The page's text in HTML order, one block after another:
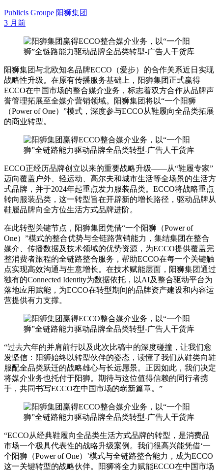
Publicis Groupe 阳狮集团
3 月前
阳狮集团与北欧知名品牌ECCO（爱步）的合作关系近日实现
战略性升级。在原有传播服务基础上，阳狮集团正式赢得
ECCO在中国市场的整合媒介业务，标志着双方合作从品牌声
誉管理拓展至全媒介营销领域。阳狮集团将以“一个阳狮
（Power of One）”模式，深度参与ECCO从鞋履向全品类拓展
的商业转型。
ECCO正经历品牌创立以来的重要战略升级——从“鞋履专家”
迈向覆盖户外、轻运动、高尔夫和城市生活等全场景的生活方
式品牌，并于2024年起重点发力服装品类。ECCO将战略重点
转向服装品类，这一转型旨在开辟新的增长路径，驱动品牌从
鞋履品牌向全方位生活方式品牌进阶。
在此转型关键节点，阳狮集团凭借“一个阳狮（Power of
One）”模式的整合优势与全链路营销能力，集结集团在整合
媒介、传播数据及技术领域的优势资源，为ECCO提供覆盖完
整消费者旅程的全链路整合服务，帮助ECCO在每一个关键触
点实现高效沟通与生意增长。在技术赋能层面，阳狮集团通过
独有的Connected Identity为数据依托，以AI及整合驱动平台为
落地应用赋能，为ECCO在转型期间的品牌资产建设和内容运
营提供有力支撑。
“过去六年的并肩前行以及此次比稿中的深度碰撞，让我们愈
发坚信：阳狮始终以转型伙伴的姿态，读懂了我们从鞋类向鞋
服配全品类跃迁的战略雄心与长远愿景。正因如此，我们决定
将媒介业务也托付于阳狮。期待与这位值得信赖的同行者携
手，共同书写ECCO在中国市场的崭新篇章。”
“ECCO从经典鞋履向全品类生活方式品牌的转型，是消费品
市场一个极具代表性的战略升级案例。我们很高兴能凭借‘一
个阳狮（Power of One）’模式与全链路整合能力，成为ECCO
这一关键转型的战略伙伴。阳狮将全力赋能ECCO在中国市场